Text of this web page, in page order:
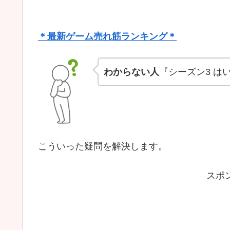
＊最新ゲーム売れ筋ランキング＊
わからない人 『シーズン3 は
こういった疑問を解決します。
スポ